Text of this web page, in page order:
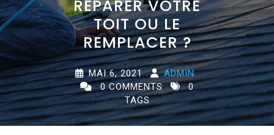
RÉPARER VOTRE
TOIT OU LE
REMPLACER ?
MAI 6, 2021
ADMIN
0 COMMENTS
0
TAGS